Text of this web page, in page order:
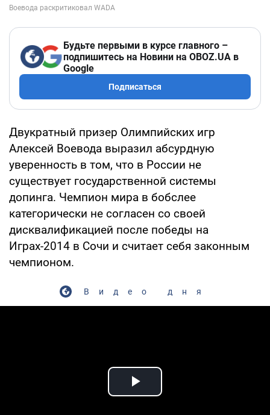
Будьте первыми в курсе главного –
подпишитесь на Новини на OBOZ.UA в
Google
Подписаться
Двукратный призер Олимпийских игр
Алексей Воевода выразил абсурдную
уверенность в том, что в России не
существует государственной системы
допинга. Чемпион мира в бобслее
категорически не согласен со своей
дисквалификацией после победы на
Играх-2014 в Сочи и считает себя законным
чемпионом.
Видео дня
Play Video